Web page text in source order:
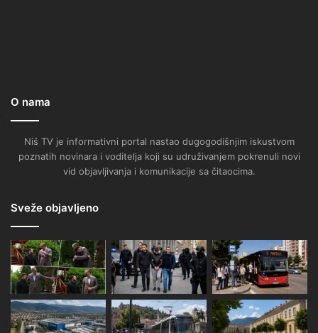
O nama
Niš TV je informativni portal nastao dugogodišnjim iskustvom
poznatih novinara i voditelja koji su udruživanjem pokrenuli novi
vid objavljivanja i komunikacije sa čitaocima.
Sveže objavljeno